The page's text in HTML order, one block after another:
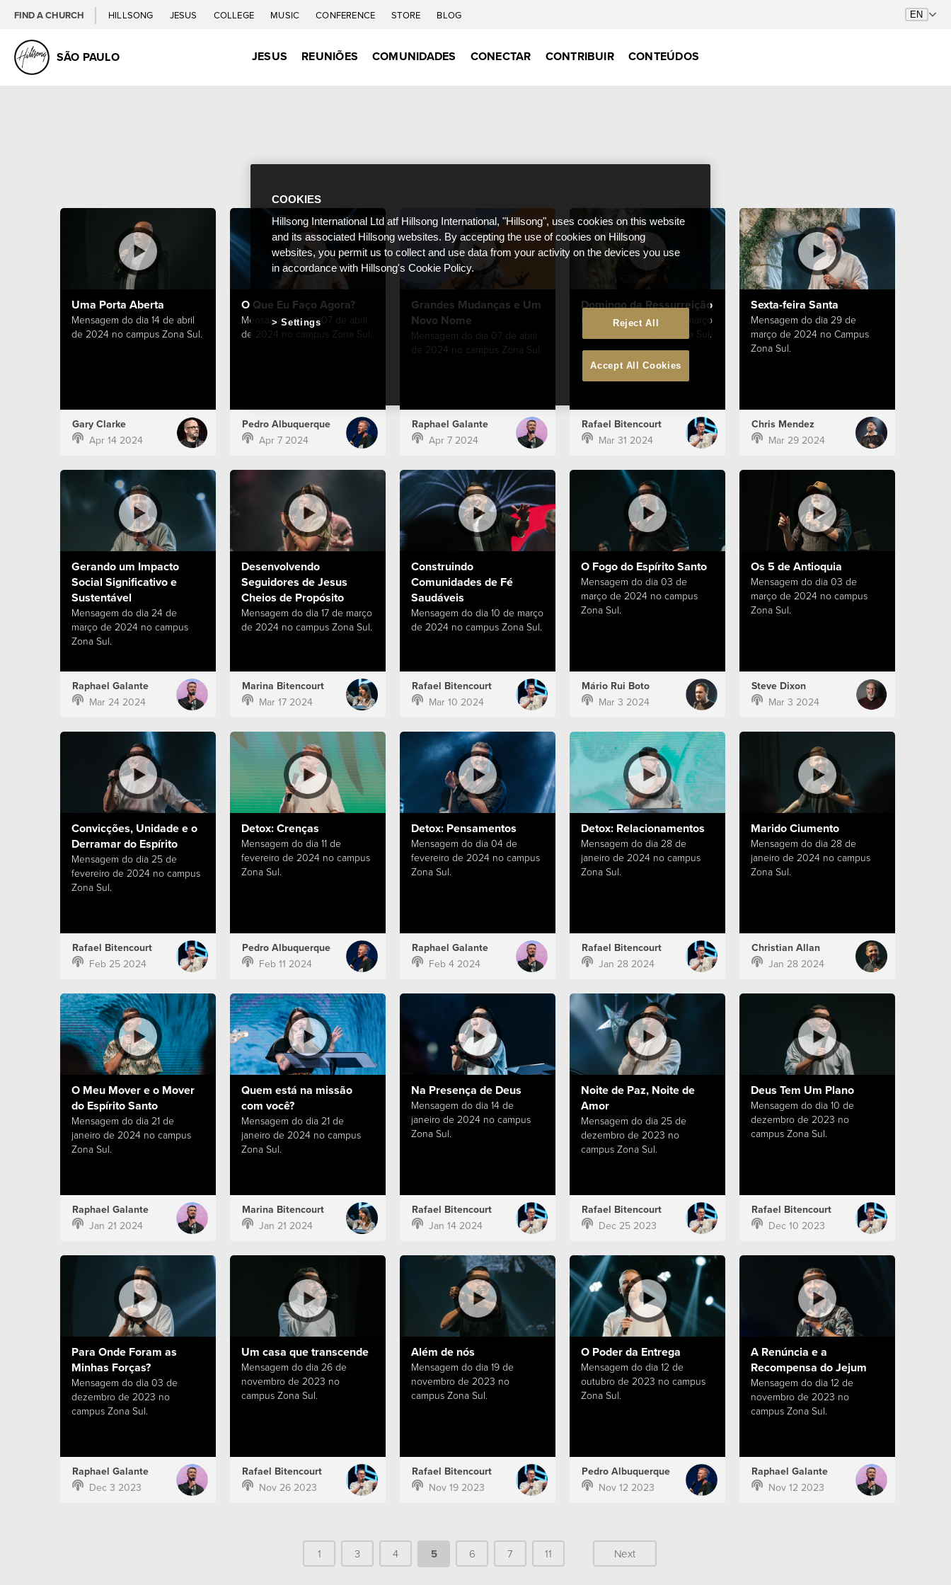
FIND A CHURCH HILLSONG JESUS COLLEGE MUSIC CONFERENCE STORE BLOG
SÃO PAULO JESUS REUNIÕES COMUNIDADES CONECTAR CONTRIBUIR CONTEÚDOS
Uma Porta Aberta
Mensagem do dia 14 de abril
de 2024 no campus Zona Sul.
Gary Clarke
Apr 14 2024
O Que Eu Faço Agora?
Mensagem do dia 07 de abril
de 2024 no campus Zona Sul.
Pedro Albuquerque
Apr 7 2024
Grandes Mudanças e Um
Novo Nome
Mensagem do dia 07 de abril
de 2024 no campus Zona Sul.
Raphael Galante
Apr 7 2024
Domingo da Ressurreição
Mensagem do dia 31 de março
de 2024 no campus Zona Sul.
Rafael Bitencourt
Mar 31 2024
Sexta-feira Santa
Mensagem do dia 29 de
março de 2024 no Campus
Zona Sul.
Chris Mendez
Mar 29 2024
Gerando um Impacto
Social Significativo e
Sustentável
Mensagem do dia 24 de
março de 2024 no campus
Zona Sul.
Raphael Galante
Mar 24 2024
Desenvolvendo
Seguidores de Jesus
Cheios de Propósito
Mensagem do dia 17 de março
de 2024 no campus Zona Sul.
Marina Bitencourt
Mar 17 2024
Construindo
Comunidades de Fé
Saudáveis
Mensagem do dia 10 de março
de 2024 no campus Zona Sul.
Rafael Bitencourt
Mar 10 2024
O Fogo do Espírito Santo
Mensagem do dia 03 de
março de 2024 no campus
Zona Sul.
Mário Rui Boto
Mar 3 2024
Os 5 de Antioquia
Mensagem do dia 03 de
março de 2024 no campus
Zona Sul.
Steve Dixon
Mar 3 2024
Convicções, Unidade e o
Derramar do Espírito
Mensagem do dia 25 de
fevereiro de 2024 no campus
Zona Sul.
Rafael Bitencourt
Feb 25 2024
Detox: Crenças
Mensagem do dia 11 de
fevereiro de 2024 no campus
Zona Sul.
Pedro Albuquerque
Feb 11 2024
Detox: Pensamentos
Mensagem do dia 04 de
fevereiro de 2024 no campus
Zona Sul.
Raphael Galante
Feb 4 2024
Detox: Relacionamentos
Mensagem do dia 28 de
janeiro de 2024 no campus
Zona Sul.
Rafael Bitencourt
Jan 28 2024
Marido Ciumento
Mensagem do dia 28 de
janeiro de 2024 no campus
Zona Sul.
Christian Allan
Jan 28 2024
O Meu Mover e o Mover
do Espírito Santo
Mensagem do dia 21 de
janeiro de 2024 no campus
Zona Sul.
Raphael Galante
Jan 21 2024
Quem está na missão
com você?
Mensagem do dia 21 de
janeiro de 2024 no campus
Zona Sul.
Marina Bitencourt
Jan 21 2024
Na Presença de Deus
Mensagem do dia 14 de
janeiro de 2024 no campus
Zona Sul.
Rafael Bitencourt
Jan 14 2024
Noite de Paz, Noite de
Amor
Mensagem do dia 25 de
dezembro de 2023 no
campus Zona Sul.
Rafael Bitencourt
Dec 25 2023
Deus Tem Um Plano
Mensagem do dia 10 de
dezembro de 2023 no
campus Zona Sul.
Rafael Bitencourt
Dec 10 2023
Para Onde Foram as
Minhas Forças?
Mensagem do dia 03 de
dezembro de 2023 no
campus Zona Sul.
Raphael Galante
Dec 3 2023
Um casa que transcende
Mensagem do dia 26 de
novembro de 2023 no
campus Zona Sul.
Rafael Bitencourt
Nov 26 2023
Além de nós
Mensagem do dia 19 de
novembro de 2023 no
campus Zona Sul.
Rafael Bitencourt
Nov 19 2023
O Poder da Entrega
Mensagem do dia 12 de
outubro de 2023 no campus
Zona Sul.
Pedro Albuquerque
Nov 12 2023
A Renúncia e a
Recompensa do Jejum
Mensagem do dia 12 de
novembro de 2023 no
campus Zona Sul.
Raphael Galante
Nov 12 2023
1 3 4 5 6 7 11 Next
COOKIES
Hillsong International Ltd atf Hillsong International, "Hillsong", uses cookies on this website
and its associated Hillsong websites. By accepting the use of cookies on Hillsong
websites, you permit us to collect and use data from your activity on the devices you use
in accordance with Hillsong's Cookie Policy.
Reject All
Accept All Cookies
Settings